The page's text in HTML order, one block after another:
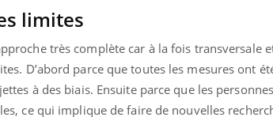
limites
très complète car à la fois
D’abord parce que toutes les mesures ont
à des biais. Ensuite parce que les
ce qui implique de faire de nouvelles